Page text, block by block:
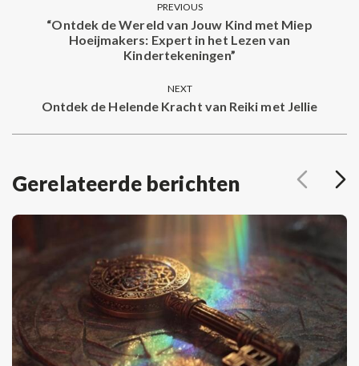
navigation
PREVIOUS
Previous
“Ontdek de Wereld van Jouw Kind met Miep
Hoeijmakers: Expert in het Lezen van
Kindertekeningen”
NEXT
Next
post:
Ontdek de Helende Kracht van Reiki met Jellie
Gerelateerde berichten